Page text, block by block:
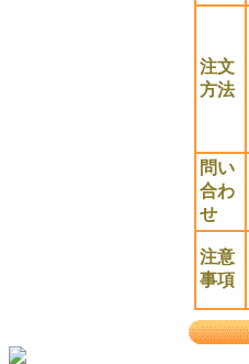
注文
方法
問い
合わ
せ
注意
事項